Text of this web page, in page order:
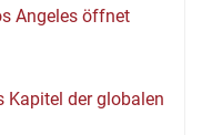
Angeles öffnet
Kapitel der globalen